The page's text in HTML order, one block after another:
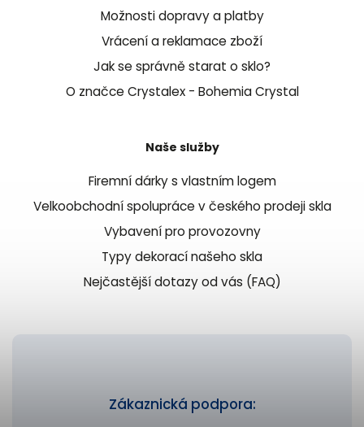
Zákaznická podpora:
Možnosti dopravy a platby
Vrácení a reklamace zboží
Jak se správně starat o sklo?
O značce Crystalex - Bohemia Crystal
Naše služby
Firemní dárky s vlastním logem
Velkoobchodní spolupráce v českého prodeji skla
Vybavení pro provozovny
Typy dekorací našeho skla
Nejčastější dotazy od vás (FAQ)